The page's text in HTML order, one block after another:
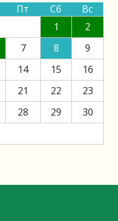
Пт Сб
Вс
1
2
7 8
9
14 15
16
21 22
23
28 29
30